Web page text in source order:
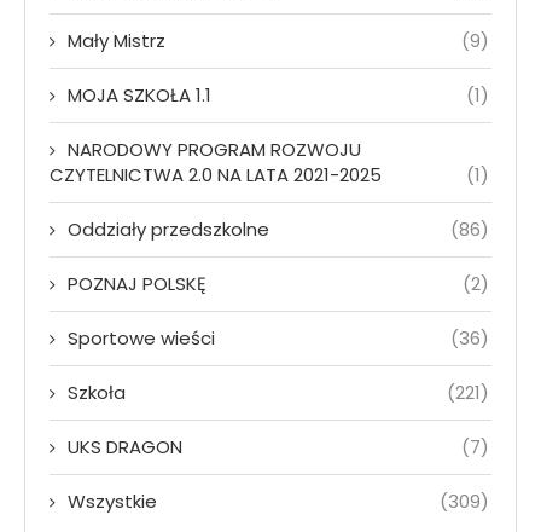
Mały Mistrz (9)
MOJA SZKOŁA 1.1 (1)
NARODOWY PROGRAM ROZWOJU
CZYTELNICTWA 2.0 NA LATA 2021-2025
(1)
Oddziały przedszkolne (86)
POZNAJ POLSKĘ (2)
Sportowe wieści (36)
Szkoła (221)
UKS DRAGON (7)
Wszystkie (309)